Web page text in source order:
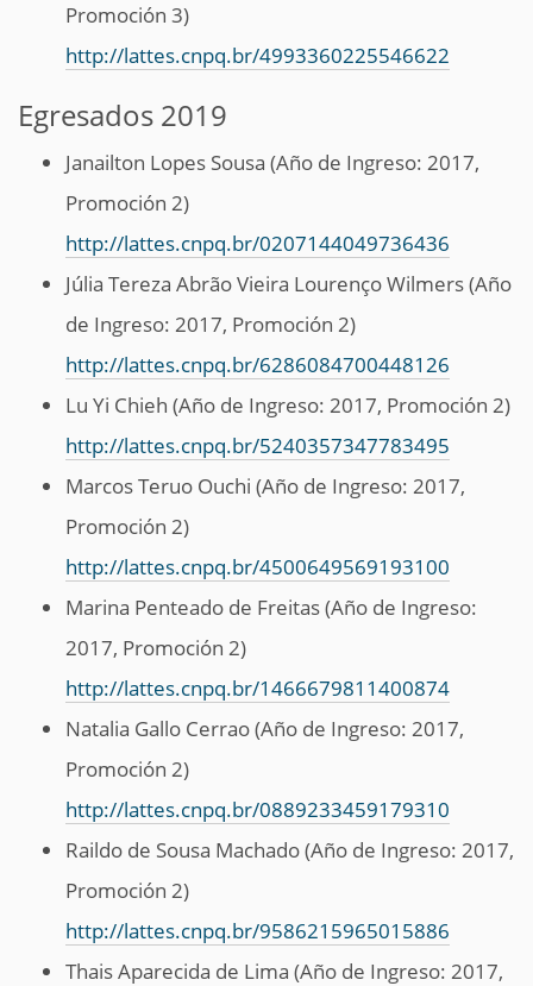
Promoción 3)
http://lattes.cnpq.br/4993360225546622
Egresados 2019
Janailton Lopes Sousa (Año de Ingreso: 2017,
Promoción 2)
http://lattes.cnpq.br/0207144049736436
Júlia Tereza Abrão Vieira Lourenço Wilmers (Año
de Ingreso: 2017, Promoción 2)
http://lattes.cnpq.br/6286084700448126
Lu Yi Chieh (Año de Ingreso: 2017, Promoción 2)
http://lattes.cnpq.br/5240357347783495
Marcos Teruo Ouchi (Año de Ingreso: 2017,
Promoción 2)
http://lattes.cnpq.br/4500649569193100
Marina Penteado de Freitas (Año de Ingreso:
2017, Promoción 2)
http://lattes.cnpq.br/1466679811400874
Natalia Gallo Cerrao (Año de Ingreso: 2017,
Promoción 2)
http://lattes.cnpq.br/0889233459179310
Raildo de Sousa Machado (Año de Ingreso: 2017,
Promoción 2)
http://lattes.cnpq.br/9586215965015886
Thais Aparecida de Lima (Año de Ingreso: 2017,